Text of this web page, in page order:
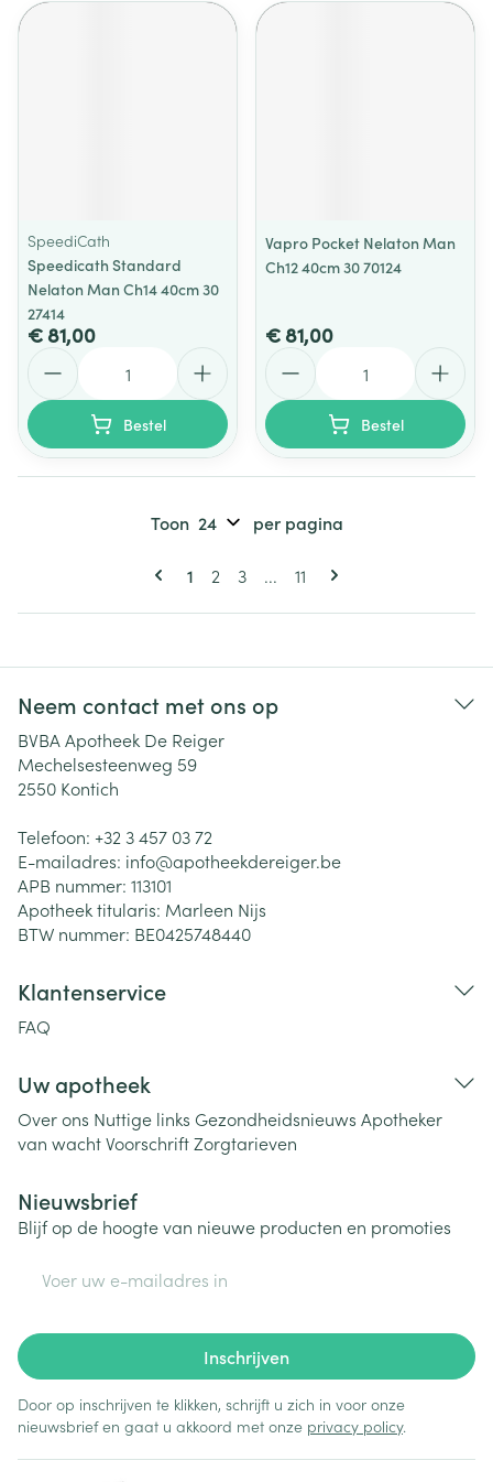
SpeediCath
Speedicath Standard
Nelaton Man Ch14 40cm 30
27414
€ 81,00
Bestel
Vapro Pocket Nelaton Man
Ch12 40cm 30 70124
€ 81,00
Bestel
Pagina's
U lees momenteel pagina
1 Pagina
2 Pagina
3 ... Pagina
11
Toon per pagina
Neem contact met ons op
BVBA Apotheek De Reiger
Mechelsesteenweg 59
2550 Kontich
Telefoon: +32 3 457 03 72
E-mailadres: info@apotheekdereiger.be
APB nummer: 113101
Apotheek titularis: Marleen Nijs
BTW nummer: BE0425748440
Klantenservice
FAQ
Uw apotheek
Over ons Nuttige links Gezondheidsnieuws Apotheker
van wachtVoorschriftZorgtarieven
Nieuwsbrief
Blijf op de hoogte van nieuwe producten en promoties
Inschrijven
Door op inschrijven te klikken, schrijft u zich in voor onze
nieuwsbrief en gaat u akkoord met onze privacy policy.